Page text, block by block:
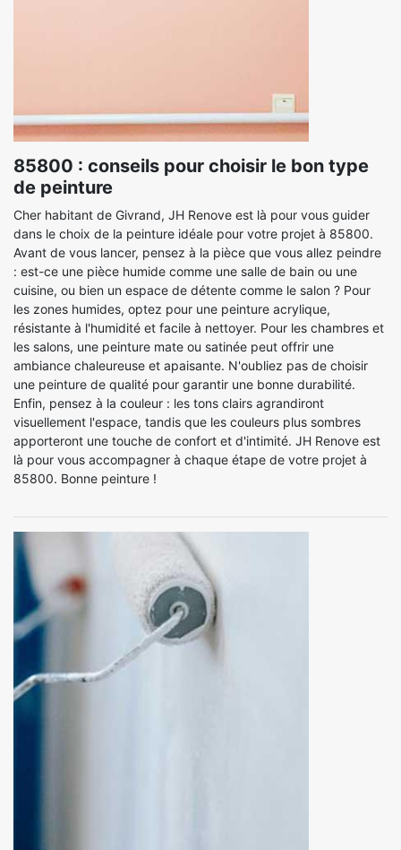
85800 : conseils pour choisir le bon type
de peinture
Cher habitant de Givrand, JH Renove est là pour vous guider
dans le choix de la peinture idéale pour votre projet à 85800.
Avant de vous lancer, pensez à la pièce que vous allez peindre
: est-ce une pièce humide comme une salle de bain ou une
cuisine, ou bien un espace de détente comme le salon ? Pour
les zones humides, optez pour une peinture acrylique,
résistante à l'humidité et facile à nettoyer. Pour les chambres et
les salons, une peinture mate ou satinée peut offrir une
ambiance chaleureuse et apaisante. N'oubliez pas de choisir
une peinture de qualité pour garantir une bonne durabilité.
Enfin, pensez à la couleur : les tons clairs agrandiront
visuellement l'espace, tandis que les couleurs plus sombres
apporteront une touche de confort et d'intimité. JH Renove est
là pour vous accompagner à chaque étape de votre projet à
85800. Bonne peinture !